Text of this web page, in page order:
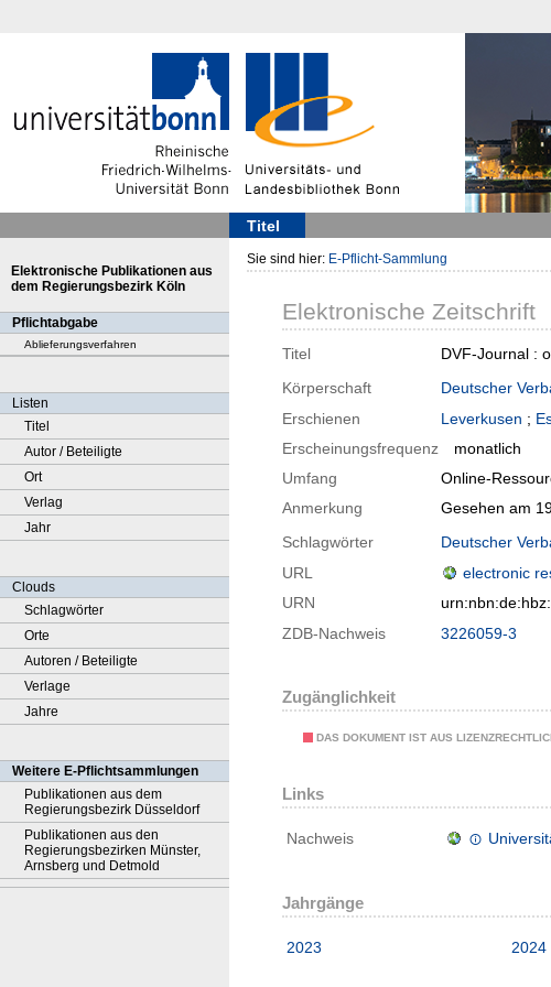
Titel
Elektronische Publikationen aus
dem Regierungsbezirk Köln
Pflichtabgabe
Ablieferungsverfahren
Listen
Titel
Autor / Beteiligte
Ort
Verlag
Jahr
Clouds
Schlagwörter
Orte
Autoren / Beteiligte
Verlage
Jahre
Weitere E-Pflichtsammlungen
Publikationen aus dem
Regierungsbezirk Düsseldorf
Publikationen aus den
Regierungsbezirken Münster,
Arnsberg und Detmold
Sie sind hier: E-Pflicht-Sammlung
Elektronische Zeitschrift
Titel
DVF-Journal :
Körperschaft
Deutscher
Erschienen
Leverkusen ;
Erscheinungsfrequenz
monatlich
Umfang
Online-
Anmerkung
Gesehen am
Schlagwörter
Deutscher
URL
electronic
URN
ZDB-Nachweis
3226059-3
Zugänglichkeit
DAS DOKUMENT IST AUS
Links
Nachweis
Jahrgänge
2023 2024